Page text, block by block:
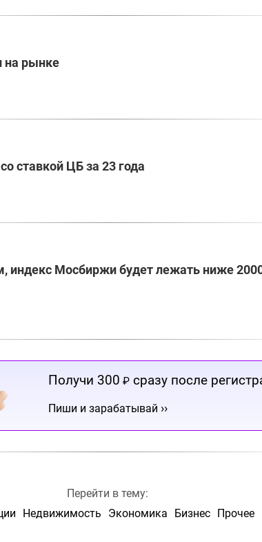
на рынке
ставкой ЦБ за 23 года
индекс Мосбиржи будет лежать ниже
Получи 300 ₽ сразу после
Пиши и зарабатывай ››
Перейти в тему:
Недвижимость Экономика Бизнес Прочее